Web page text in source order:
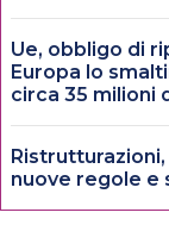
Ue, obbligo di
Europa lo
circa 35 milioni
nuove regole e